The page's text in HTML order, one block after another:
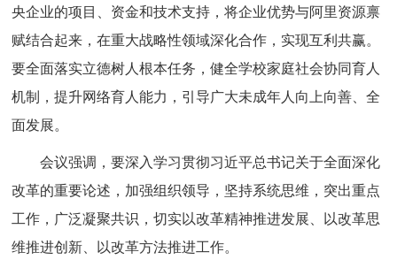
央企业的项目、资金和技术支持，将企业优势与阿里资源禀
赋结合起来，在重大战略性领域深化合作，实现互利共赢。
要全面落实立德树人根本任务，健全学校家庭社会协同育人
机制，提升网络育人能力，引导广大未成年人向上向善、全
面发展。
会议强调，要深入学习贯彻习近平总书记关于全面深化
改革的重要论述，加强组织领导，坚持系统思维，突出重点
工作，广泛凝聚共识，切实以改革精神推进发展、以改革思
维推进创新、以改革方法推进工作。